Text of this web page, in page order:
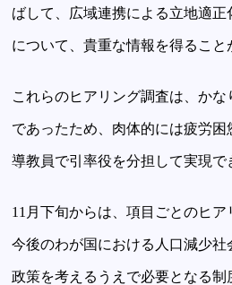
ばして、広域連携による立地適
について、貴重な情報を得ること
これらのヒアリング調査は、か
であったため、肉体的には疲労
導教員で引率役を分担して実現で
11月下旬からは、項目ごとのヒア
今後のわが国における人口減少社
政策を考えるうえで必要となる制